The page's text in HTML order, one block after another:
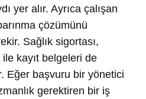
yer alır. Ayrıca çalışan
çözümünü
Sağlık sigortası,
kayıt belgeleri de
Eğer başvuru bir yönetici
gerektiren bir iş